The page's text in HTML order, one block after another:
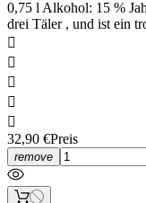
0,75 l Alkohol: 15 %
drei Täler , und ist ein





32,90 €Preis
remove